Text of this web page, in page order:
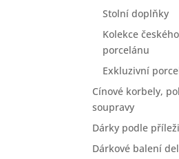
Stolní doplňky
Kolekce českého
porcelánu
Exkluzivní
Cínové korbely,
soupravy
Dárky podle
Dárkové balení